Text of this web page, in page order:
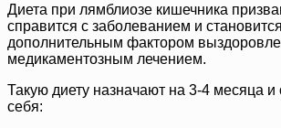
Диета при лямблиозе кишечника
справится с заболеванием и становится
дополнительным фактором
медикаментозным лечением.
Такую диету назначают на 3-4 месяца и
себя: